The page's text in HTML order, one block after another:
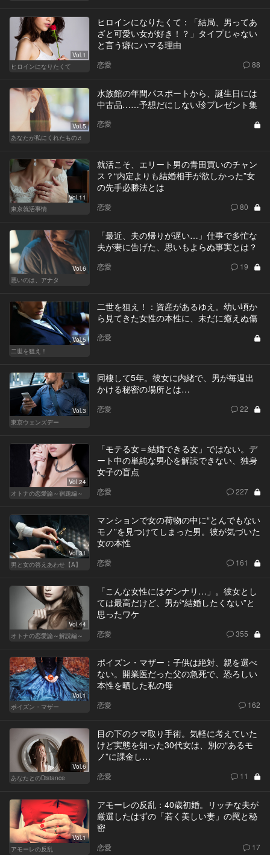
Vol.1
ヒロインになりたくて
ヒロインになりたくて：「結局、男ってあ
ざと可愛い女が好き！？」タイプじゃない
と言う癖にハマる理由
恋愛 88
Vol.5
あなたが私にくれたもの♬
水族館の年間パスポートから、誕生日には
中古品……予想だにしない珍プレゼント集
恋愛
Vol.11
東京就活事情
就活こそ、エリート男の青田買いのチャン
ス？“内定よりも結婚相手が欲しかった”女
の先手必勝法とは
恋愛 80
Vol.6
悪いのは、アナタ
「最近、夫の帰りが遅い…」仕事で多忙な
夫が妻に告げた、思いもよらぬ事実とは？
恋愛 19
Vol.5
二世を狙え！
二世を狙え！：資産があるゆえ。幼い頃か
ら見てきた女性の本性に、未だに癒えぬ傷
恋愛
Vol.3
東京ウェンズデー
同棲して5年。彼女に内緒で、男が毎週出
かける秘密の場所とは…
恋愛 22
Vol.24
オトナの恋愛論～宿題編～
「モテる女＝結婚できる女」ではない。デ
ート中の単純な男心を解読できない、独身
女子の盲点
恋愛 227
Vol.31
男と女の答えあわせ【A】
マンションで女の荷物の中に“とんでもない
モノ”を見つけてしまった男。彼が気づいた
女の本性
恋愛 161
Vol.44
オトナの恋愛論～解説編～
「こんな女性にはゲンナリ…」。彼女とし
ては最高だけど、男が“結婚したくない”と
思ったワケ
恋愛 355
Vol.1
ポイズン・マザー
ポイズン・マザー：子供は絶対、親を選べ
ない。開業医だった父の急死で、恐ろしい
本性を晒した私の母
恋愛 162
Vol.6
あなたとのDistance
目の下のクマ取り手術。気軽に考えていた
けど実態を知った30代女は、別の“あるモ
ノ”に課金し…
恋愛 11
Vol.1
アモーレの反乱
アモーレの反乱：40歳初婚。リッチな夫が
厳選したはずの「若く美しい妻」の罠と秘
密
恋愛 17